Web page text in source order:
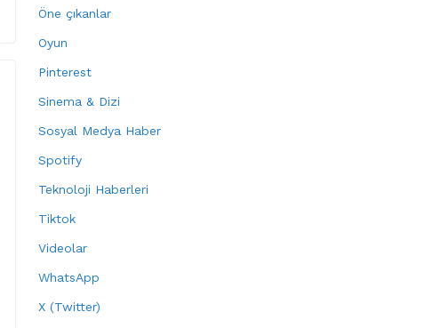
Öne çıkanlar
Oyun
Pinterest
Sinema & Dizi
Sosyal Medya Haber
Spotify
Teknoloji Haberleri
Tiktok
Videolar
WhatsApp
X (Twitter)